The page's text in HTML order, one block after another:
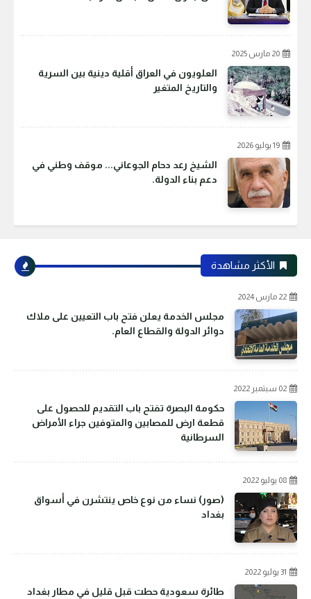
20 مارس 2025
العلويون في العراق أقلية دينية بين السرية
والتاريخ المتغير
19 يوليو 2026
الشيخ رعد دحام الجوعاني... موقف وطني في
دعم بناء الدولة.
الأكثر مشاهدة
22 مارس 2024
مجلس الخدمة يعلن فتح باب التعيين على ملاك
دوائر الدولة والقطاع العام.
02 سبتمبر 2022
حكومة البصرة تفتح باب التقديم للحصول على
قطعة ارض للمصابين والمتوفين جراء الأمراض
السرطانية
08 يوليو 2022
(صور) نساء من نوع خاص ينتشرن في أسواق
بغداد
31 يوليو 2022
طائرة سعودية حطت قبل قليل في مطار بغداد